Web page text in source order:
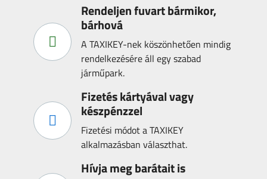
Rendeljen fuvart bármikor,
bárhová
A TAXIKEY-nek köszönhetően mindig
rendelkezésére áll egy szabad
járműpark.
Fizetés kártyával vagy
készpénzzel
Fizetési módot a TAXIKEY
alkalmazásban választhat.
Hívja meg barátait is